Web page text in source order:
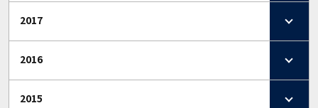
2017
2016
2015